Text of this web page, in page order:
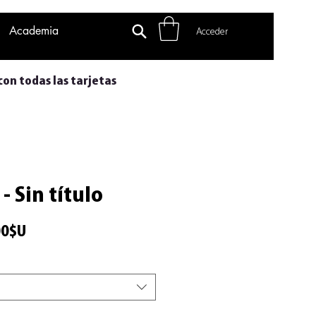
Academia Acceder
todas las tarjetas
- Sin título